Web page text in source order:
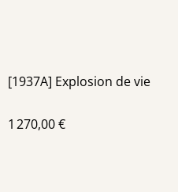
[1937A] Explosion de vie
1 270,00 €